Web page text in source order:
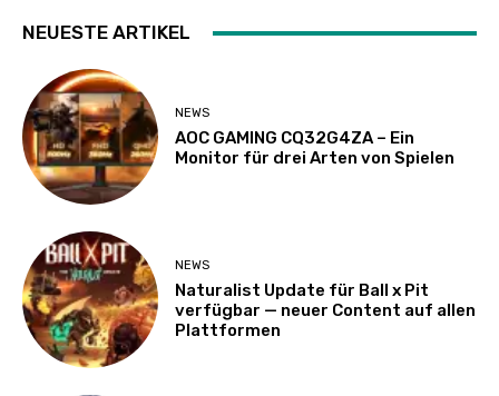
NEUESTE ARTIKEL
NEWS
AOC GAMING CQ32G4ZA – Ein
Monitor für drei Arten von Spielen
NEWS
Naturalist Update für Ball x Pit
verfügbar — neuer Content auf allen
Plattformen